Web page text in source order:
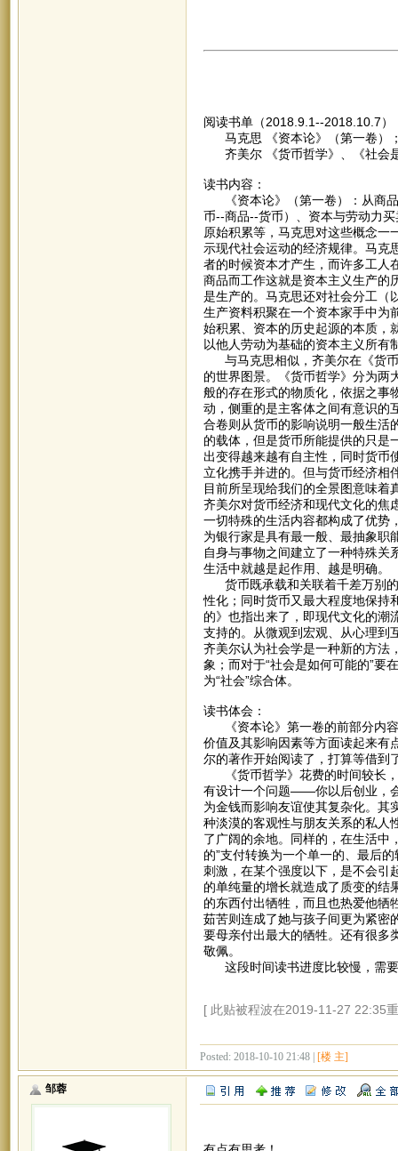
阅读书单（2018.9.1--2018.10.7
马克思 《资本论》（第一卷）
齐美尔 《货币哲学》、《社会
读书内容：
《资本论》（第一卷）：从商品
币--商品--货币）、资本与劳动力
原始积累等，马克思对这些概念一
示现代社会运动的经济规律。马克
者的时候资本才产生，而许多工人
商品而工作这就是资本主义生产的
是生产的。马克思还对社会分工（
生产资料积聚在一个资本家手中为
始积累、资本的历史起源的本质，
以他人劳动为基础的资本主义所有
与马克思相似，齐美尔在《货币
的世界图景。《货币哲学》分为两
般的存在形式的物质化，依据之事
动，侧重的是主客体之间有意识的
合卷则从货币的影响说明一般生活
的载体，但是货币所能提供的只是
出变得越来越有自主性，同时货币
立化携手并进的。但与货币经济相
目前所呈现给我们的全景图意味着
齐美尔对货币经济和现代文化的焦
一切特殊的生活内容都构成了优势
为银行家是具有最一般、最抽象职
自身与事物之间建立了一种特殊关
生活中就越是起作用、越是明确。
货币既承载和关联着千差万别的
性化；同时货币又最大程度地保持
的》也指出来了，即现代文化的
支持的。从微观到宏观、从心理到
齐美尔认为社会学是一种新的方法
象；而对于“社会是如何可能的”要
为“社会”综合体。
读书体会：
《资本论》第一卷的前部分内容
价值及其影响因素等方面读起来有
尔的著作开始阅读了，打算等借到
《货币哲学》花费的时间较长，
有设计一个问题——你以后创业，
为金钱而影响友谊使其复杂化。其
种淡漠的客观性与朋友关系的私人
了广阔的余地。同样的，在生活中
的”支付转换为一个单一的、最后
刺激，在某个强度以下，是不会引
的单纯量的增长就造成了质变的结
的东西付出牺牲，而且也热爱他牺
茹苦则连成了她与孩子间更为紧密
要母亲付出最大的牺牲。还有很多
敬佩。
这段时间读书进度比较慢，需要
[ 此贴被程波在2019-11-27 22:35
Posted: 2018-10-10 21:48 | [楼 主]
邹蓉